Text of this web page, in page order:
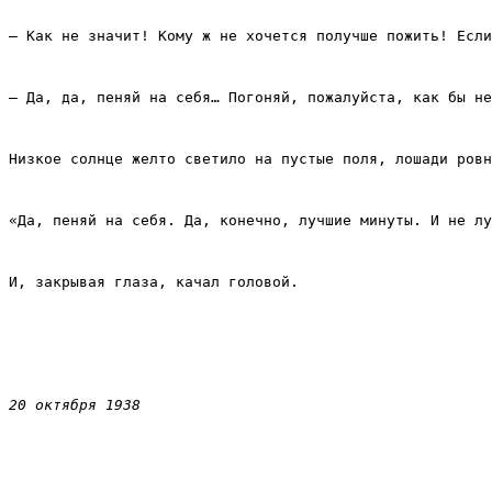
– Как не значит! Кому ж не хочется получше пожить!
– Да, да, пеняй на себя… Погоняй, пожалуйста, как бы
Низкое солнце желто светило на пустые поля, лошади
«Да, пеняй на себя. Да, конечно, лучшие минуты. И не
И, закрывая глаза, качал головой.
20 октября 1938